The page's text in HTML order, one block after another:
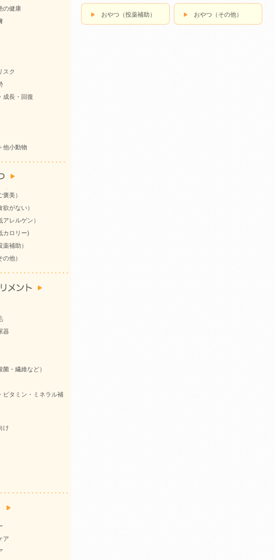
おやつ（投薬補助） おやつ（その他）
の健康
スク
成長・回復
他小動物
美）
がない）
アレルゲン）
カロリー)
補助）
他）
器
・繊維など）
ビタミン・ミネラル補
け
ア